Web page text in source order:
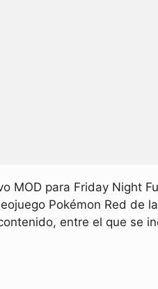
MOD para Friday Night
Pokémon Red de
entre el que se